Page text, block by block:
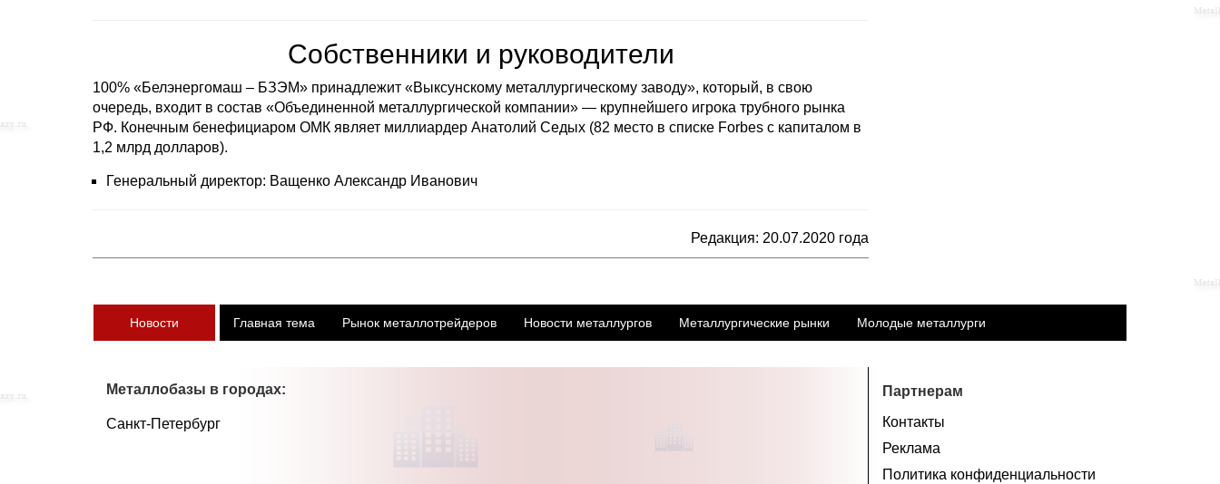
Собственники и руководители
100% «Белэнергомаш – БЗЭМ» принадлежит «Выксунскому металлургическому заводу», который, в свою
очередь, входит в состав «Объединенной металлургической компании» — крупнейшего игрока трубного рынка
РФ. Конечным бенефициаром ОМК являет миллиардер Анатолий Седых (82 место в списке Forbes с капиталом в
1,2 млрд долларов).
Генеральный директор: Ващенко Александр Иванович
Редакция: 20.07.2020 года
Новости Главная тема Рынок металлотрейдеров Новости металлургов Металлургические рынки Молодые металлурги
Металлобазы в городах:
Санкт-Петербург
Партнерам
Контакты
Реклама
Политика конфиденциальности